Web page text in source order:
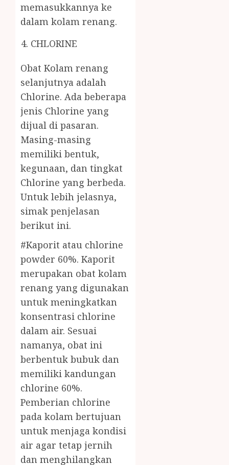
memasukkannya ke
dalam kolam renang.
CHLORINE
Obat Kolam renang
selanjutnya adalah
Chlorine. Ada beberapa
jenis Chlorine yang
dijual di pasaran.
Masing-masing
memiliki bentuk,
kegunaan, dan tingkat
Chlorine yang berbeda.
Untuk lebih jelasnya,
simak penjelasan
berikut ini.
#Kaporit atau chlorine
powder 60%. Kaporit
merupakan obat kolam
renang yang digunakan
untuk meningkatkan
konsentrasi chlorine
dalam air. Sesuai
namanya, obat ini
berbentuk bubuk dan
memiliki kandungan
chlorine 60%.
Pemberian chlorine
pada kolam bertujuan
untuk menjaga kondisi
air agar tetap jernih
dan menghilangkan